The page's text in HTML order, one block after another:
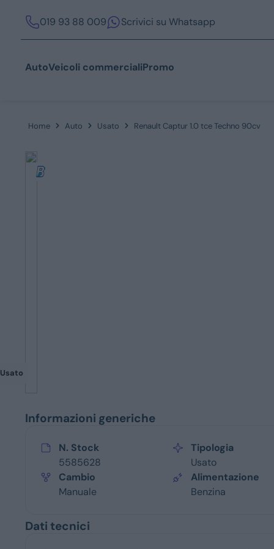
019 93 88 009 Scrivici su Whatsapp
AutoVeicoli commercialiPromo
Home Auto Usato Renault Captur 1.0 tce Techno 90cv
Usato
Informazioni generiche
N. Stock
5585628
Tipologia
Usato
Cambio
Manuale
Alimentazione
Benzina
Dati tecnici